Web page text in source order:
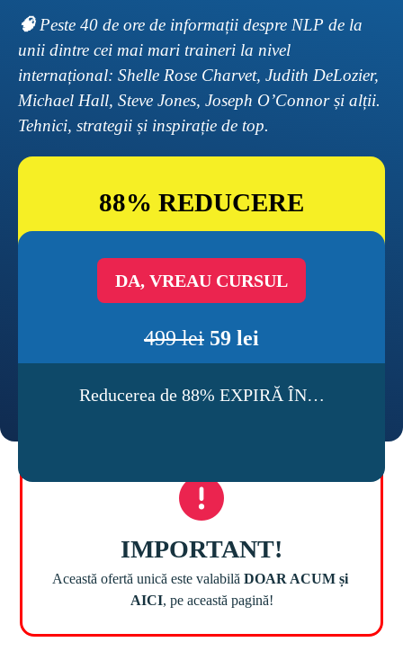
🧠 Peste 40 de ore de informații despre NLP de la
unii dintre cei mai mari traineri la nivel
internațional: Shelle Rose Charvet, Judith DeLozier,
Michael Hall, Steve Jones, Joseph O’Connor și alții.
Tehnici, strategii și inspirație de top.
88% REDUCERE
DA, VREAU CURSUL
499 lei 59 lei
Reducerea de 88% EXPIRĂ ÎN…
Această ofertă unică este valabilă DOAR ACUM și
AICI